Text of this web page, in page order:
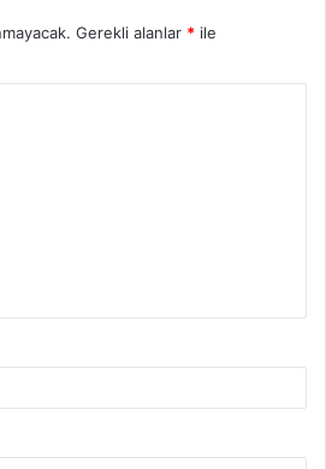
Gerekli alanlar * ile